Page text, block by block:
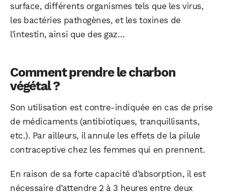
surface, différents organismes tels que les virus,
les bactéries pathogènes, et les toxines de
l’intestin, ainsi que des gaz…
Comment prendre le charbon
végétal ?
Son utilisation est contre-indiquée en cas de prise
de médicaments (antibiotiques, tranquillisants,
etc.). Par ailleurs, il annule les effets de la pilule
contraceptive chez les femmes qui en prennent.
En raison de sa forte capacité d’absorption, il est
nécessaire d’attendre 2 à 3 heures entre deux